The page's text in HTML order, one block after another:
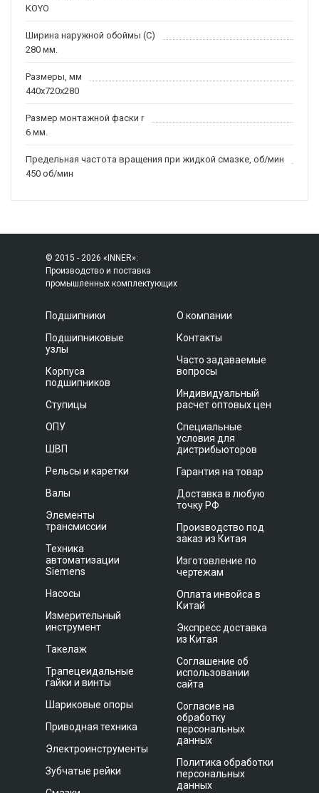
KOYO
Ширина наружной обоймы (C)
280 мм.
Размеры, мм
440x720x280
Размер монтажной фаски r
6 мм.
Предельная частота вращения при жидкой смазке, об/мин
450 об/мин
© 2015 - 2026 «INNER»:
Производство и поставка
промышленных комплектующих
Подшипники
Подшипниковые
узлы
Корпуса
подшипников
Ступицы
ОПУ
ШВП
Рельсы и каретки
Валы
Элементы
трансмиссии
Техника
автоматизации
Siemens
Насосы
Измерительный
инструмент
Такелаж
Трапецеидальные
гайки и винты
Шариковые опоры
Приводная техника
Электроинструменты
Зубчатые рейки
О компании
Контакты
Часто задаваемые
вопросы
Индивидуальный
расчет оптовых цен
Специальные
условия для
дистрибьюторов
Гарантия на товар
Доставка в любую
точку РФ
Производство под
заказ из Китая
Изготовление по
чертежам
Оплата инвойса в
Китай
Экспресс доставка
из Китая
Соглашение об
использовании
сайта
Согласие на
обработку
персональных
данных
Политика обработки
персональных
данных